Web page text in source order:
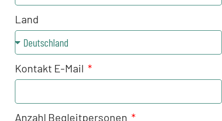
Land
Kontakt E-Mail
Anzahl Begleitpersonen